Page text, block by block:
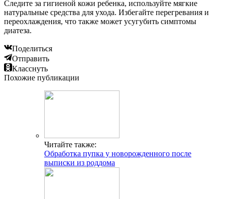
Следите за гигиеной кожи ребенка, используйте мягкие
натуральные средства для ухода. Избегайте перегревания и
переохлаждения, что также может усугубить симптомы
диатеза.
Поделиться
Отправить
Класснуть
Похожие публикации
Читайте также:
Обработка пупка у новорожденного после
выписки из роддома